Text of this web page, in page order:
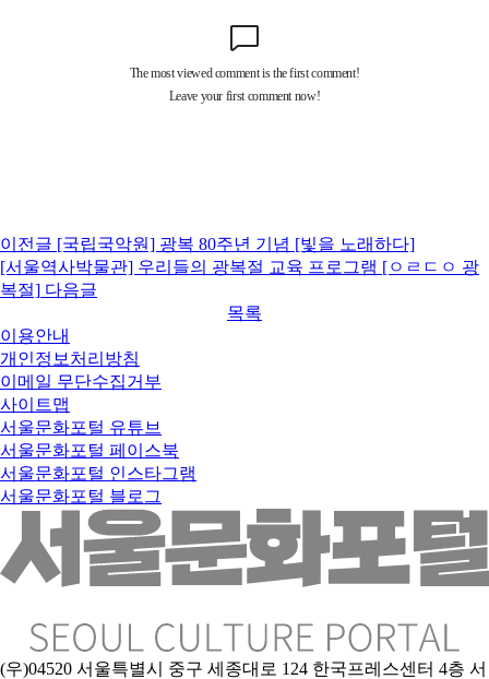
이전글 [국립국악원] 광복 80주년 기념 [빛을 노래하다]
[서울역사박물관] 우리들의 광복절 교육 프로그램 [ㅇㄹㄷㅇ 광
복절] 다음글
목록
이용안내
개인정보처리방침
이메일 무단수집거부
사이트맵
서울문화포털 유튜브
서울문화포털 페이스북
서울문화포털 인스타그램
서울문화포털 블로그
(우)04520 서울특별시 중구 세종대로 124 한국프레스센터 4층 서